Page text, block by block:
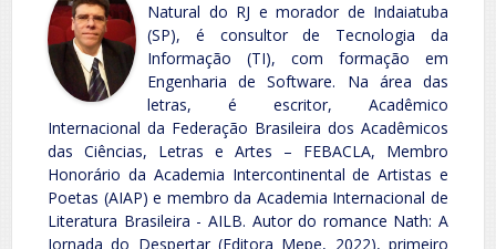
Natural do RJ e morador de Indaiatuba
(SP), é consultor de Tecnologia da
Informação (TI), com formação em
Engenharia de Software. Na área das
letras, é escritor, Acadêmico
Internacional da Federação Brasileira dos Acadêmicos
das Ciências, Letras e Artes – FEBACLA, Membro
Honorário da Academia Intercontinental de Artistas e
Poetas (AIAP) e membro da Academia Internacional de
Literatura Brasileira - AILB. Autor do romance Nath: A
Jornada do Despertar (Editora Mepe, 2022), primeiro